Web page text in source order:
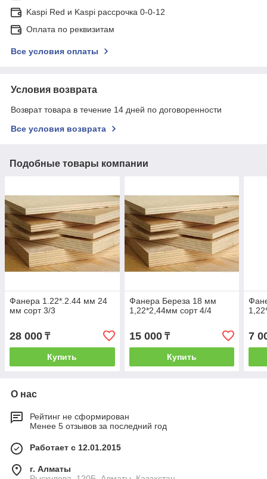
Kaspi Red и Kaspi рассрочка 0-0-12
Оплата по реквизитам
Все условия оплаты
Условия возврата
Возврат товара в течение 14 дней по договоренности
Все условия возврата
Подобные товары компании
Фанера 1.22*.2.44 мм 24
мм сорт 3/3
28 000 ₸
Купить
Фанера Береза 18 мм
1,22*2,44мм сорт 4/4
15 000₸
Купить
7
О нас
Рейтинг не сформирован
Менее 5 отзывов за последний год
Работает с 12.01.2015
г. Алматы